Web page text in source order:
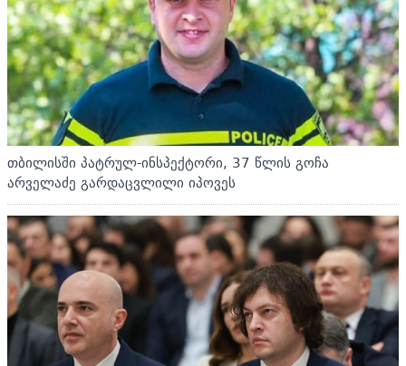
თბილისში პატრულ-ინსპექტორი, 37 წლის გოჩა
არველაძე გარდაცვლილი იპოვეს